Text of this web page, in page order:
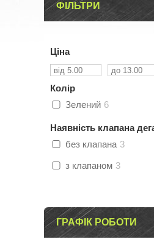
ФІЛЬТРИ
Ціна
Колір
Зелений 6
Наявність клапана
без клапана 3
з клапаном 3
ГРАФІК РОБОТИ